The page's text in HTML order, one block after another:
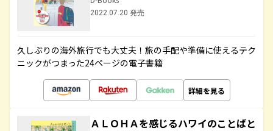
2022.07.20 発売
久しぶりの海外旅行でも大丈夫！旅の手配や準備に使えるテク
ニックがつまった24ページの電子書籍
詳細を見る
ＡＬＯＨＡを感じるハワイのことばと